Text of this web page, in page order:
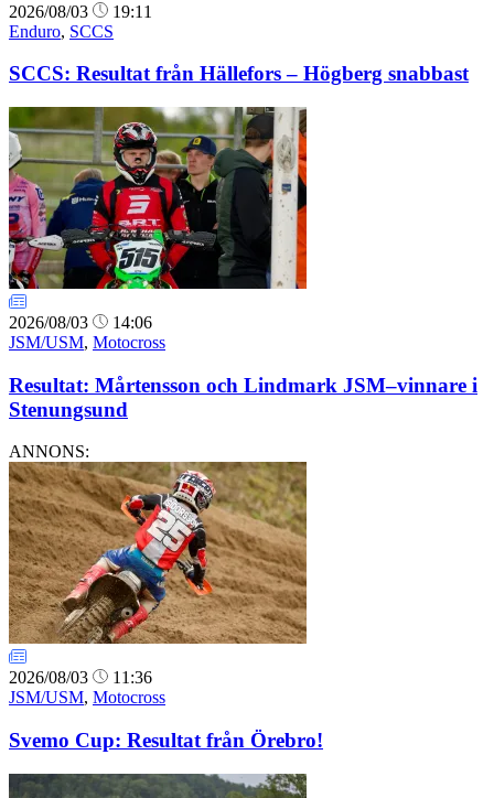
2026/08/03
19:11
Enduro, SCCS
SCCS: Resultat från Hällefors – Högberg snabbast
2026/08/03
14:06
JSM/USM, Motocross
Resultat: Mårtensson och Lindmark JSM–vinnare i
Stenungsund
ANNONS:
2026/08/03
11:36
JSM/USM, Motocross
Svemo Cup: Resultat från Örebro!